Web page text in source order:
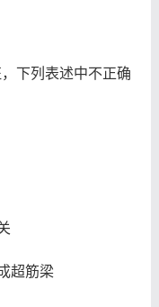
下列表述中不正确
超筋梁